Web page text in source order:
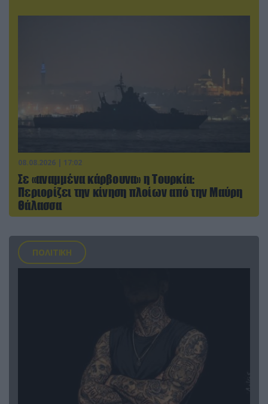
08.08.2026 | 17:02
Σε «αναμμένα κάρβουνα» η Τουρκία:
Περιορίζει την κίνηση πλοίων από την Μαύρη
Θάλασσα
ΠΟΛΙΤΙΚΗ